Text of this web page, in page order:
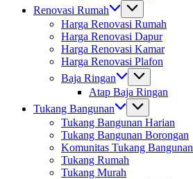
Renovasi Rumah
Harga Renovasi Rumah
Harga Renovasi Dapur
Harga Renovasi Kamar
Harga Renovasi Plafon
Baja Ringan
Atap Baja Ringan
Tukang Bangunan
Tukang Bangunan Harian
Tukang Bangunan Borongan
Komunitas Tukang Bangunan
Tukang Rumah
Tukang Murah